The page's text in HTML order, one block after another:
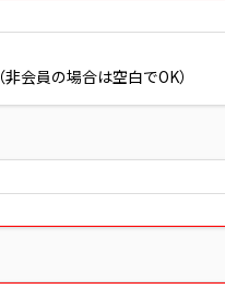
（非会員の場合は空白でOK）